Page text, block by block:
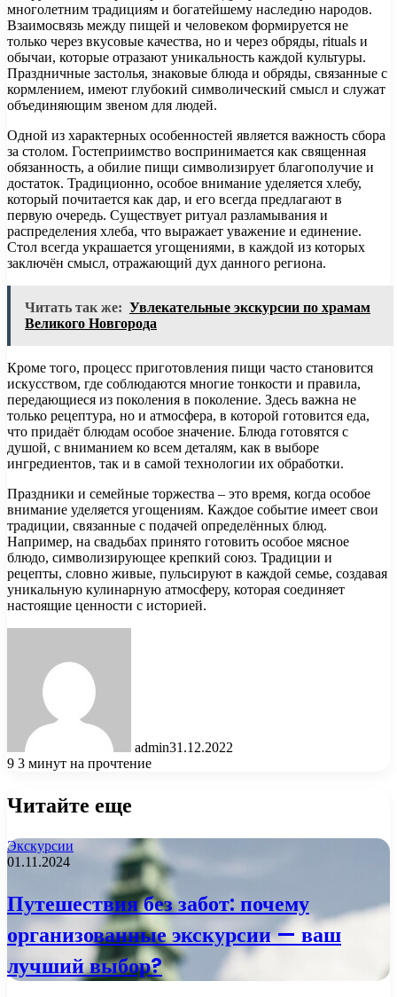
многолетним традициям и богатейшему наследию народов.
Взаимосвязь между пищей и человеком формируется не
только через вкусовые качества, но и через обряды, rituals и
обычаи, которые отразают уникальность каждой культуры.
Праздничные застолья, знаковые блюда и обряды, связанные с
кормлением, имеют глубокий символический смысл и служат
объединяющим звеном для людей.
Одной из характерных особенностей является важность сбора
за столом. Гостеприимство воспринимается как священная
обязанность, а обилие пищи символизирует благополучие и
достаток. Традиционно, особое внимание уделяется хлебу,
который почитается как дар, и его всегда предлагают в
первую очередь. Существует ритуал разламывания и
распределения хлеба, что выражает уважение и единение.
Стол всегда украшается угощениями, в каждой из которых
заключён смысл, отражающий дух данного региона.
Читать так же: Увлекательные экскурсии по храмам
Великого Новгорода
Кроме того, процесс приготовления пищи часто становится
искусством, где соблюдаются многие тонкости и правила,
передающиеся из поколения в поколение. Здесь важна не
только рецептура, но и атмосфера, в которой готовится еда,
что придаёт блюдам особое значение. Блюда готовятся с
душой, с вниманием ко всем деталям, как в выборе
ингредиентов, так и в самой технологии их обработки.
Праздники и семейные торжества – это время, когда особое
внимание уделяется угощениям. Каждое событие имеет свои
традиции, связанные с подачей определённых блюд.
Например, на свадьбах принято готовить особое мясное
блюдо, символизирующее крепкий союз. Традиции и
рецепты, словно живые, пульсируют в каждой семье, создавая
уникальную кулинарную атмосферу, которая соединяет
настоящие ценности с историей.
admin31.12.2022
9 3 минут на прочтение
Читайте еще
Экскурсии
01.11.2024
Путешествия без забот: почему
организованные экскурсии — ваш
лучший выбор?